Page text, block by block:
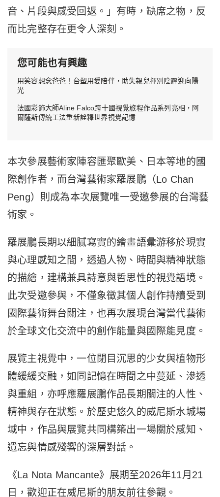
音、片段與感受回返。 」有時，缺席之物，反
而比完整存在更令人深刻。
您可能也有興趣
用笑容想念爸爸！台塑用愛陪伴，助失親兒揮別陰霾迎向陽
光
法國彩飾大師Aline Falco跨十國視覺旅程作品系列亮相，阿
爾薩斯傳統工法重新詮釋世界視覺記憶
本次參展藝術家陣容匯聚歐美、日本等地的國
際創作者， 而台灣藝術家羅展鵬（Lo Chan
Peng）則成為本次展覽唯一受邀參展的台灣藝
術家。
羅展鵬長期以細膩寫實的繪畫語彙游移於現實
與心理感知之間， 透過人物、時間與精神狀態
的描繪， 建構兼具詩意與哲思性的視覺語境。
此次受邀參與， 不僅象徵其個人創作持續受到
國際藝術舞台關注， 也再次展現台灣當代藝術
於全球文化交流中的創作能量與國際能見度 。
展覽主視覺中，一位閉目沉思的少女與植物形
體緩緩交融，如同記憶在時間之中蔓延、滲透
與重組， 亦呼應羅展鵬作品長期關注的人性、
精神與存在狀態。 於歷史悠久的威尼斯水城場
域中， 作品與展覽共同構築出一場關於感知、
遺忘與情感殘響的深層對話。
《La Nota Mancante》展期至2026年11月21
日，歡迎正在威尼斯的朋友前往參觀。